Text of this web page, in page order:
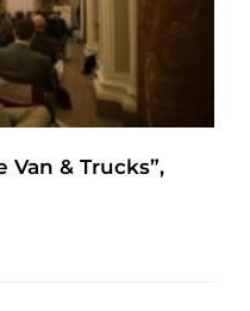
Van & Trucks”,